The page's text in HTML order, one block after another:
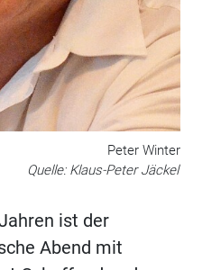
Peter Winter
Quelle: Klaus-Peter Jäckel
ist der
Abend mit